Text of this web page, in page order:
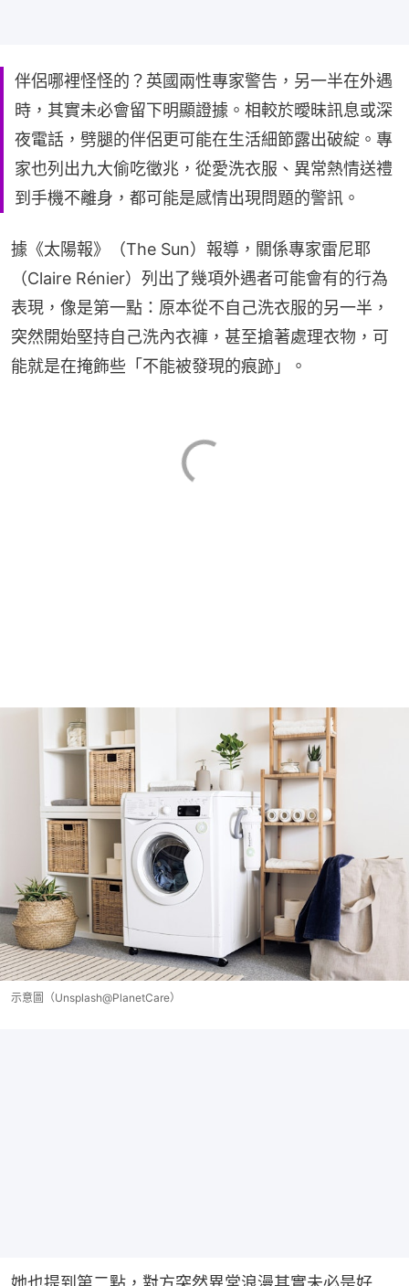
伴侶哪裡怪怪的？英國兩性專家警告，另一半在外遇
時，其實未必會留下明顯證據。相較於曖昧訊息或深
夜電話，劈腿的伴侶更可能在生活細節露出破綻。專
家也列出九大偷吃徵兆，從愛洗衣服、異常熱情送禮
到手機不離身，都可能是感情出現問題的警訊。
據《太陽報》（The Sun）報導，關係專家雷尼耶
（Claire Rénier）列出了幾項外遇者可能會有的行為
表現，像是第一點：原本從不自己洗衣服的另一半，
突然開始堅持自己洗內衣褲，甚至搶著處理衣物，可
能就是在掩飾些「不能被發現的痕跡」。
示意圖（Unsplash@PlanetCare）